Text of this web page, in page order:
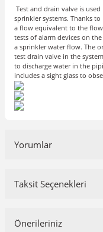
Test and drain valve is
sprinkler systems. Thanks
a flow equivalent to the
tests of alarm devices on
a sprinkler water flow. The
test drain valve in the
to discharge water in the
includes a sight glass to
Yorumlar
Taksit Seçenekleri
Önerileriniz